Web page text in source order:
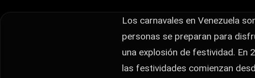
Los carnavales en Venezuela
personas se preparan para
una explosión de festividad. En
las festividades comienzan